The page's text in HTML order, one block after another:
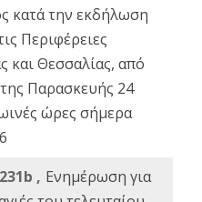
κατά την εκδήλωση
Περιφέρειες
και Θεσσαλίας, από
Παρασκευής 24
ώρες σήμερα
, Ενημέρωση για